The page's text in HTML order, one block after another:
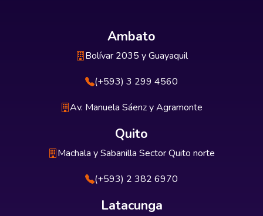
Ambato
Bolívar 2035 y Guayaquil
(+593) 3 299 4560
Av. Manuela Sáenz y Agramonte
Quito
Machala y Sabanilla Sector Quito norte
(+593) 2 382 6970
Latacunga